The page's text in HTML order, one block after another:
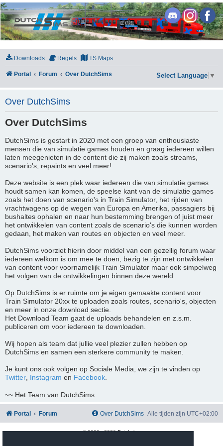
DutchSims
Downloads Regels TS Maps
Portal Forum Over DutchSims Select Language ▼
Over DutchSims
Over DutchSims
DutchSims is gestart in 2020 met een groep van enthousiaste
mensen die van simulatie games houden en graag iedereen willen
laten meegenieten in de content die zij maken zoals streams,
scenario's, repaints en veel meer!
Deze website is een plek waar iedereen die van simulatie games
houdt samen kan komen, de speelse kant van de simulatie games
zoals het doen van scenario's in Train Simulator, het rijden van
vrachtwagens op de wegen van Europa en Amerika, passagiers bij
bushaltes ophalen en naar hun bestemming brengen of juist meer
het ontwikkelen van content zoals de scenario's die kunnen worden
gedaan, het maken van routes en objecten en veel meer.
DutchSims voorziet hierin door middel van een gezellig forum waar
iedereen welkom is om mee te doen, bezig te zijn met ontwikkelen
van content voor voornamelijk Train Simulator maar ook simpelweg
het volgen van de ontwikkelingen binnen deze wereld.
Op DutchSims is er ruimte om je eigen gemaakte content voor
Train Simulator 20xx te uploaden zoals routes, scenario's, objecten
en meer in onze download sectie.
Het Download Team gaat de uploads behandelen en z.s.m.
publiceren om voor iedereen te downloaden.
Wij hopen als team dat jullie veel plezier zullen hebben op
DutchSims en samen een sterkere community te maken.
Je kunt ons ook volgen op Sociale Media, we zijn te vinden op
Twitter
Instagram en Facebook
~~ Het Team van DutchSims
Portal Forum Alle tijden zijn UTC+02:00
Over DutchSims
© 2020 -2026Dutchsims